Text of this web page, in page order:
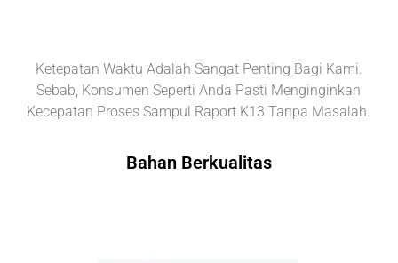
Ketepatan Waktu Adalah Sangat Penting Bagi Kami.
Sebab, Konsumen Seperti Anda Pasti Menginginkan
Kecepatan Proses Sampul Raport K13 Tanpa Masalah.
Bahan Berkualitas